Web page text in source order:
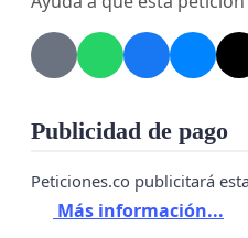
Publicidad de pago
Peticiones.co publicitará
Más información...